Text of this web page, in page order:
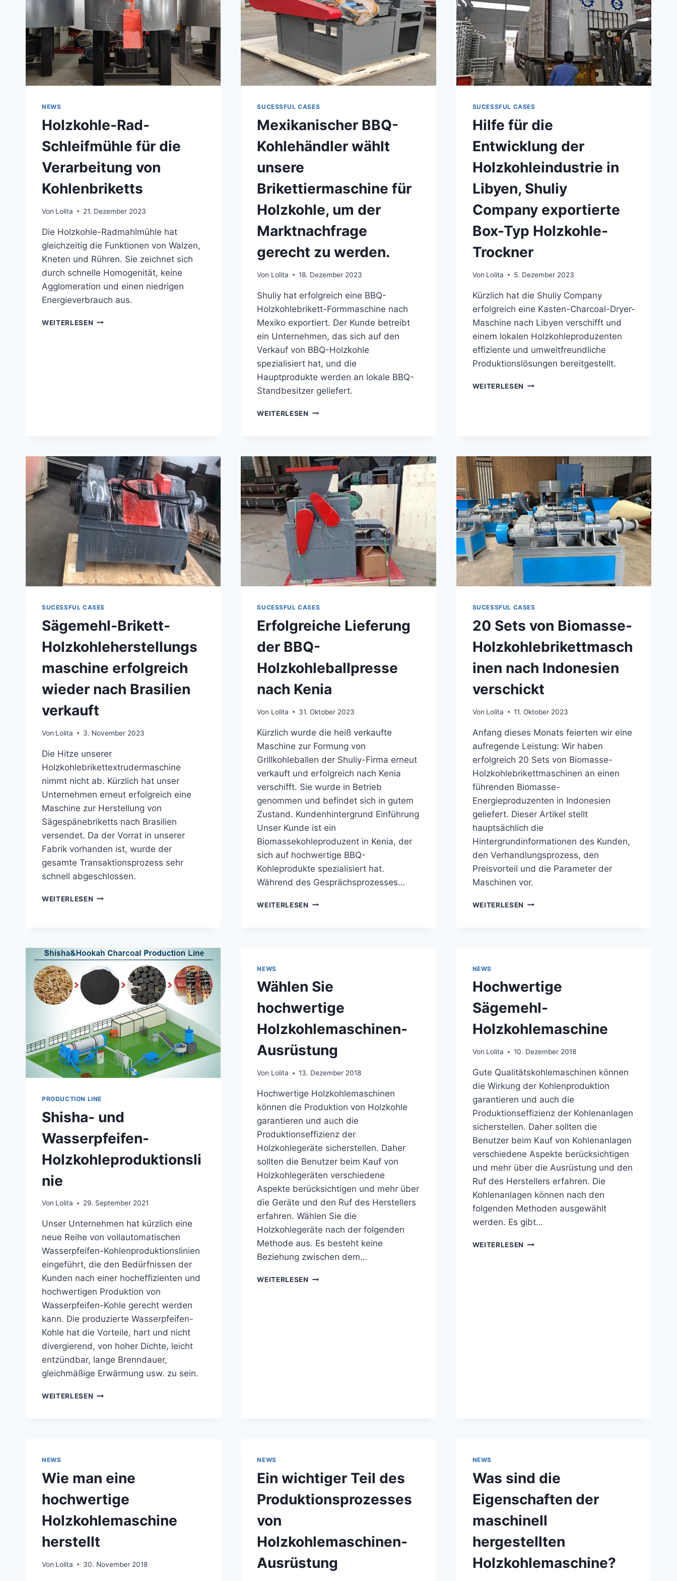
NEWS
Holzkohle-Rad-
Schleifmühle für die
Verarbeitung von
Kohlenbriketts
Von Lolita 21. Dezember 2023
Die Holzkohle-Radmahlmühle hat
gleichzeitig die Funktionen von Walzen,
Kneten und Rühren. Sie zeichnet sich
durch schnelle Homogenität, keine
Agglomeration und einen niedrigen
Energieverbrauch aus.
WEITERLESEN HOLZKOHLE-
SUCESSFUL CASES
Mexikanischer BBQ-
Kohlehändler wählt
unsere
Brikettiermaschine für
Holzkohle, um der
Marktnachfrage
gerecht zu werden.
Von Lolita 18. Dezember 2023
Shuliy hat erfolgreich eine BBQ-
Holzkohlebrikett-Formmaschine nach
Mexiko exportiert. Der Kunde betreibt
ein Unternehmen, das sich auf den
Verkauf von BBQ-Holzkohle
spezialisiert hat, und die
Hauptprodukte werden an lokale BBQ-
Standbesitzer geliefert.
WEITERLESEN MEXIKANISCHER
BRIKETTIERMASCHINE
FÜR
HOLZKOHLE,
UM
DER
MARKTNACHFRAGE
GERECHT
ZU
WERDEN.
SUCESSFUL CASES
Hilfe für die
Entwicklung der
Holzkohleindustrie in
Libyen, Shuliy
Company exportierte
Box-Typ Holzkohle-
Trockner
Von Lolita 5. Dezember 2023
Kürzlich hat die Shuliy Company
erfolgreich eine Kasten-Charcoal-Dryer-
Maschine nach Libyen verschifft und
einem lokalen Holzkohleproduzenten
effiziente und umweltfreundliche
Produktionslösungen bereitgestellt.
WEITERLESEN HILFE
LIBYEN,
SHULIY
COMPANY
EXPORTIERTE
BOX-
TYP
HOLZKOHLE-
TROCKNER
SUCESSFUL CASES
Sägemehl-Brikett-
Holzkohleherstellungs
maschine erfolgreich
wieder nach Brasilien
verkauft
Von Lolita 3. November 2023
Die Hitze unserer
Holzkohlebrikettextrudermaschine
nimmt nicht ab. Kürzlich hat unser
Unternehmen erneut erfolgreich eine
Maschine zur Herstellung von
Sägespänebriketts nach Brasilien
versendet. Da der Vorrat in unserer
Fabrik vorhanden ist, wurde der
gesamte Transaktionsprozess sehr
schnell abgeschlossen.
WEITERLESEN SÄGEMEHL-
NACH
BRASILIEN
VERKAUFT
SUCESSFUL CASES
Erfolgreiche Lieferung
der BBQ-
Holzkohleballpresse
nach Kenia
Von Lolita 31. Oktober 2023
Kürzlich wurde die heiß verkaufte
Maschine zur Formung von
Grillkohleballen der Shuliy-Firma erneut
verkauft und erfolgreich nach Kenia
verschifft. Sie wurde in Betrieb
genommen und befindet sich in gutem
Zustand. Kundenhintergrund Einführung
Unser Kunde ist ein
Biomassekohleproduzent in Kenia, der
sich auf hochwertige BBQ-
Kohleprodukte spezialisiert hat.
Während des Gesprächsprozesses…
WEITERLESEN ERFOLGREICHE
SUCESSFUL CASES
20 Sets von Biomasse-
Holzkohlebrikettmasch
inen nach Indonesien
verschickt
Von Lolita 11. Oktober 2023
Anfang dieses Monats feierten wir eine
aufregende Leistung: Wir haben
erfolgreich 20 Sets von Biomasse-
Holzkohlebrikettmaschinen an einen
führenden Biomasse-
Energieproduzenten in Indonesien
geliefert. Dieser Artikel stellt
hauptsächlich die
Hintergrundinformationen des Kunden,
den Verhandlungsprozess, den
Preisvorteil und die Parameter der
Maschinen vor.
WEITERLESEN 20
PRODUCTION LINE
Shisha- und
Wasserpfeifen-
Holzkohleproduktionsli
nie
Von Lolita 29. September 2021
Unser Unternehmen hat kürzlich eine
neue Reihe von vollautomatischen
Wasserpfeifen-Kohlenproduktionslinien
eingeführt, die den Bedürfnissen der
Kunden nach einer hocheffizienten und
hochwertigen Produktion von
Wasserpfeifen-Kohle gerecht werden
kann. Die produzierte Wasserpfeifen-
Kohle hat die Vorteile, hart und nicht
divergierend, von hoher Dichte, leicht
entzündbar, lange Brenndauer,
gleichmäßige Erwärmung usw. zu sein.
WEITERLESEN SHISHA-
NEWS
Wählen Sie
hochwertige
Holzkohlemaschinen-
Ausrüstung
Von Lolita 13. Dezember 2018
Hochwertige Holzkohlemaschinen
können die Produktion von Holzkohle
garantieren und auch die
Produktionseffizienz der
Holzkohlegeräte sicherstellen. Daher
sollten die Benutzer beim Kauf von
Holzkohlegeräten verschiedene
Aspekte berücksichtigen und mehr über
die Geräte und den Ruf des Herstellers
erfahren. Wählen Sie die
Holzkohlegeräte nach der folgenden
Methode aus. Es besteht keine
Beziehung zwischen dem…
WEITERLESEN WÄHLEN
NEWS
Hochwertige
Sägemehl-
Holzkohlemaschine
Von Lolita 10. Dezember 2018
Gute Qualitätskohlemaschinen können
die Wirkung der Kohlenproduktion
garantieren und auch die
Produktionseffizienz der Kohlenanlagen
sicherstellen. Daher sollten die
Benutzer beim Kauf von Kohlenanlagen
verschiedene Aspekte berücksichtigen
und mehr über die Ausrüstung und den
Ruf des Herstellers erfahren. Die
Kohlenanlagen können nach den
folgenden Methoden ausgewählt
werden. Es gibt…
WEITERLESEN HOCHWERTIGE
NEWS
Wie man eine
hochwertige
Holzkohlemaschine
herstellt
Von Lolita 30. November 2018
NEWS
Ein wichtiger Teil des
Produktionsprozesses
von
Holzkohlemaschinen-
Ausrüstung
NEWS
Was sind die
Eigenschaften der
maschinell
hergestellten
Holzkohlemaschine?